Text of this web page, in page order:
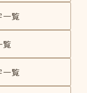
一覧
覧
一覧